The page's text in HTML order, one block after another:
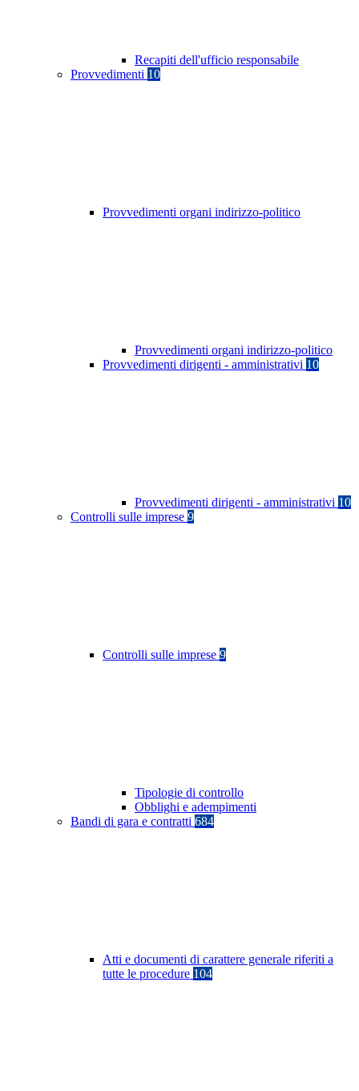
Recapiti dell'ufficio responsabile
Provvedimenti 10
Provvedimenti organi indirizzo-politico
Provvedimenti organi indirizzo-politico
Provvedimenti dirigenti - amministrativi 10
Provvedimenti dirigenti - amministrativi 10
Controlli sulle imprese 9
Controlli sulle imprese 9
Tipologie di controllo
Obblighi e adempimenti
Bandi di gara e contratti 684
Atti e documenti di carattere generale riferiti a
tutte le procedure 104